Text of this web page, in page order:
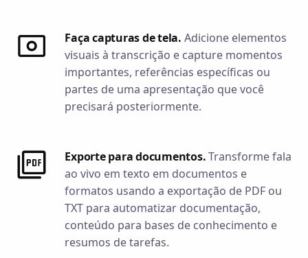
Faça capturas de tela. Adicione elementos
visuais à transcrição e capture momentos
importantes, referências específicas ou
partes de uma apresentação que você
precisará posteriormente.
Exporte para documentos.Transforme fala
ao vivo em texto em documentos e
formatos usando a exportação de PDF ou
TXT para automatizar documentação,
conteúdo para bases de conhecimento e
resumos de tarefas.